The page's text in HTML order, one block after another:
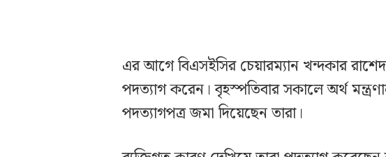
এর আগে বিএসইসির চেয়ারম্যান খন্দকার
পদত্যাগ করেন। বৃহস্পতিবার সকালে অর্থ
পদত্যাগপত্র জমা দিয়েছেন তারা।